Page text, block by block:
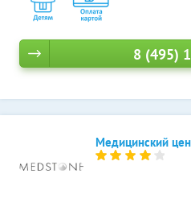
8 (495)
Медицинский